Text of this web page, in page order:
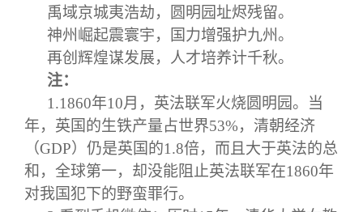
校友服务
终身学习
信息化服务
三创大赛
校友总会
总会简介
会长致辞
关闭
禹域京城夷浩劫，圆明园址烬残留。
神州崛起震寰宇，国力增强护九州。
再创辉煌谋发展，人才培养计千秋。
注：
1.1860年10月，英法联军火烧圆明园。当
年，英国的生铁产量占世界53%，清朝经济
（GDP）仍是英国的1.8倍，而且大于英法的总
和，全球第一，却没能阻止英法联军在1860年
对我国犯下的野蛮罪行。